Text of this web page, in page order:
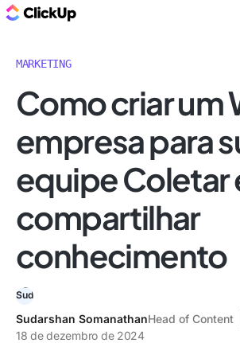
MARKETING
Como criar um
empresa para
equipe Coletar
compartilhar
conhecimento
Sudarshan SomanathanHead of Content
18 de dezembro de 2024